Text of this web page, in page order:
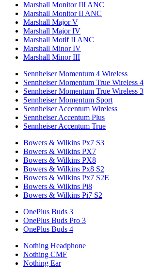
Marshall Monitor III ANC
Marshall Monitor II ANC
Marshall Major V
Marshall Major IV
Marshall Motif II ANC
Marshall Minor IV
Marshall Minor III
Sennheiser Momentum 4 Wireless
Sennheiser Momentum True Wireless 4
Sennheiser Momentum True Wireless 3
Sennheiser Momentum Sport
Sennheiser Accentum Wireless
Sennheiser Accentum Plus
Sennheiser Accentum True
Bowers & Wilkins Px7 S3
Bowers & Wilkins PX7
Bowers & Wilkins PX8
Bowers & Wilkins Px8 S2
Bowers & Wilkins Px7 S2E
Bowers & Wilkins Pi8
Bowers & Wilkins Pi7 S2
OnePlus Buds 3
OnePlus Buds Pro 3
OnePlus Buds 4
Nothing Headphone
Nothing CMF
Nothing Ear